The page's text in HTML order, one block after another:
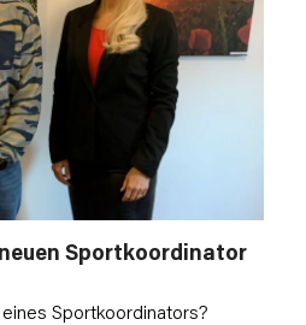
Sportkoordinator
Sportkoordinators?